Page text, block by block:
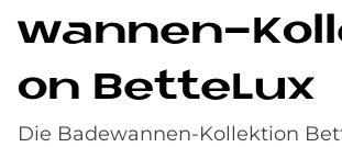
wan­nen-
on Bet­te­Lux
Die Badewannen-Kollektion